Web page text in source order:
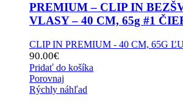
PREMIUM – CLIP IN
VLASY – 40 CM, 65g #1
CLIP IN PREMIUM - 40 CM, 65G
90.00€
Pridať do košíka
Porovnaj
Rýchly náhľad